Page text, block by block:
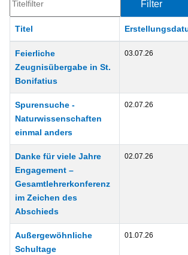
Filter
Titel
Feierliche
Zeugnisübergabe in St.
Bonifatius
03.07.26
Spurensuche -
Naturwissenschaften
einmal anders
02.07.26
Danke für viele Jahre
Engagement –
Gesamtlehrerkonferenz
im Zeichen des
Abschieds
02.07.26
Außergewöhnliche
Schultage
01.07.26